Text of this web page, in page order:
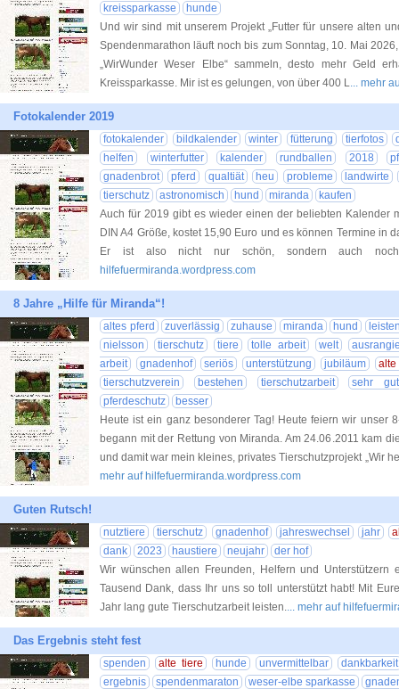
kreissparkasse
hunde
Und wir sind mit unserem Projekt „Futter für unsere alten
Spendenmarathon läuft noch bis zum Sonntag, 10. Mai
„WirWunder Weser Elbe“ sammeln, desto mehr Geld
Kreissparkasse. Mir ist es gelungen, von über 400 L... mehr
Fotokalender 2019
fotokalender bildkalender winter fütterung tierfotos
helfen
winterfutter kalender rundballen 2018
gnadenbrot
pferd qualtiät heu probleme
landwirte
tierschutz
astronomisch hund miranda
kaufen
Auch für 2019 gibt es wieder einen der beliebten Kalender
DIN A4 Größe, kostet 15,90 Euro und es können Termine in
Er ist also nicht nur schön, sondern auch
hilfefuermiranda.wordpress.com
8 Jahre „Hilfe für Miranda“!
altes pferd zuverlässig zuhause miranda hund
nielsson
tierschutz tiere tolle arbeit welt
arbeit
gnadenhof seriös unterstützung jubiläum
tierschutzverein
bestehen tierschutzarbeit
sehr gut
pferdeschutz
besser
Heute ist ein ganz besonderer Tag! Heute feiern wir unser
begann mit der Rettung von Miranda. Am 24.06.2011 kam
und damit war mein kleines, privates Tierschutzprojekt „Wir
mehr auf hilfefuermiranda.wordpress.com
Guten Rutsch!
nutztiere tierschutz gnadenhof jahreswechsel jahr
dank
2023 haustiere neujahr
der hof
Wir wünschen allen Freunden, Helfern und Unterstützern
Tausend Dank, dass Ihr uns so toll unterstützt habt! Mit
Jahr lang gute Tierschutzarbeit leisten.... mehr auf
Das Ergebnis steht fest
spenden alte tiere hunde unvermittelbar
dankbarkeit
ergebnis
spendenmaraton weser-elbe sparkasse